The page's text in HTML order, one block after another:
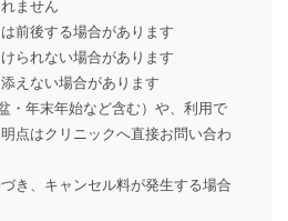
ません
前後する場合があります
られない場合があります
えない場合があります
・年末年始など含む）や、利用で
点はクリニックへ直接お問い合わ
き、キャンセル料が発生する場合